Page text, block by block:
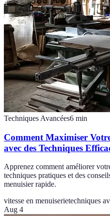
Techniques Avancées6 min
Comment Maximiser
avec des Techniques
Apprenez comment améliorer
techniques pratiques et des
menuisier rapide.
vitesse en menuiserietechniques
Aug 4